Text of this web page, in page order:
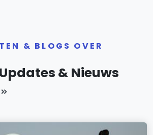
& BLOGS OVER
& Nieuws